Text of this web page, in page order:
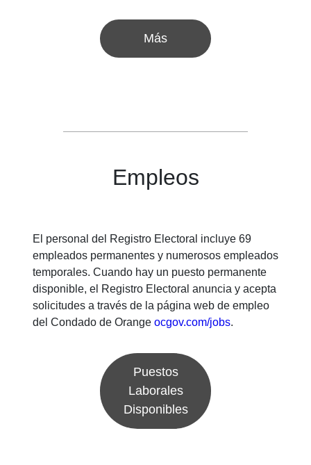
Más
Empleos
El personal del Registro Electoral incluye 69
empleados permanentes y numerosos empleados
temporales. Cuando hay un puesto permanente
disponible, el Registro Electoral anuncia y acepta
solicitudes a través de la página web de empleo
del Condado de Orange ocgov.com/jobs.
Puestos
Laborales
Disponibles